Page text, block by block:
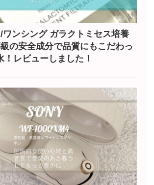
ワンシング ガラクトミセス培養
の安全成分で品質にもこだわっ
！レビューしました！